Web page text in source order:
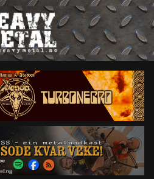
Om oss
Abonner